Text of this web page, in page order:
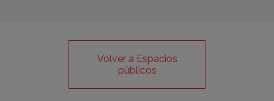
Volver a Espacios
públicos